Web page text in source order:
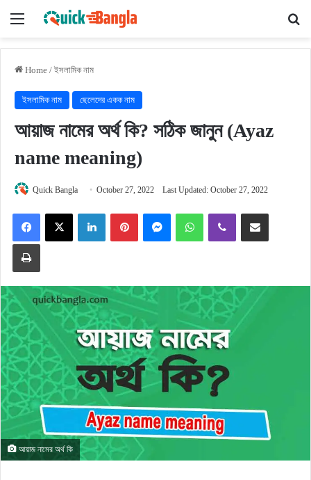
Menu
Home / ইসলামিক নাম
ইসলামিক নাম ছেলেদের একক নাম
আয়াজ নামের অর্থ কি? সঠিক জানুন (Ayaz
name meaning)
Quick Bangla October 27, 2022 Last Updated: October 27, 2022
FacebookX LinkedInPinterestMessengerWhatsAppViber Share via Email
Print
আয়াজ নামের অর্থ কি